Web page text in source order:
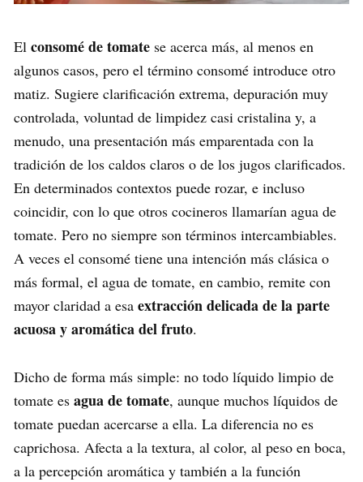
El consomé de tomate se acerca más, al menos en
algunos casos, pero el término consomé introduce otro
matiz. Sugiere clarificación extrema, depuración muy
controlada, voluntad de limpidez casi cristalina y, a
menudo, una presentación más emparentada con la
tradición de los caldos claros o de los jugos clarificados.
En determinados contextos puede rozar, e incluso
coincidir, con lo que otros cocineros llamarían agua de
tomate. Pero no siempre son términos intercambiables.
A veces el consomé tiene una intención más clásica o
más formal, el agua de tomate, en cambio, remite con
mayor claridad a esa extracción delicada de la parte
acuosa y aromática del fruto.
Dicho de forma más simple: no todo líquido limpio de
tomate es agua de tomate, aunque muchos líquidos de
tomate puedan acercarse a ella. La diferencia no es
caprichosa. Afecta a la textura, al color, al peso en boca,
a la percepción aromática y también a la función